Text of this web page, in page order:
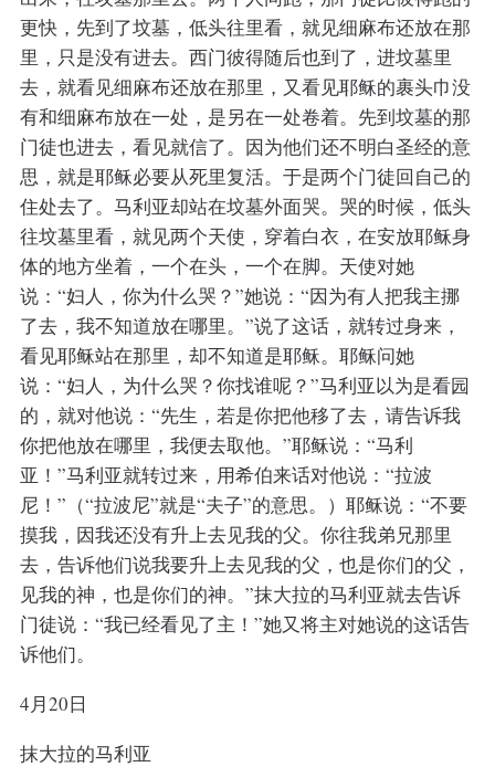
更快，先到了坟墓，低头往里看，就见细麻布还放在那
里，只是没有进去。西门彼得随后也到了，进坟墓里
去，就看见细麻布还放在那里，又看见耶稣的裹头巾没
有和细麻布放在一处，是另在一处卷着。先到坟墓的那
门徒也进去，看见就信了。因为他们还不明白圣经的意
思，就是耶稣必要从死里复活。于是两个门徒回自己的
住处去了。马利亚却站在坟墓外面哭。哭的时候，低头
往坟墓里看，就见两个天使，穿着白衣，在安放耶稣身
体的地方坐着，一个在头，一个在脚。天使对她
说：“妇人，你为什么哭？”她说：“因为有人把我主挪
了去，我不知道放在哪里。”说了这话，就转过身来，
看见耶稣站在那里，却不知道是耶稣。耶稣问她
说：“妇人，为什么哭？你找谁呢？”马利亚以为是看园
的，就对他说：“先生，若是你把他移了去，请告诉我
你把他放在哪里，我便去取他。”耶稣说：“马利
亚！”马利亚就转过来，用希伯来话对他说：“拉波
尼！”（“拉波尼”就是“夫子”的意思。）耶稣说：“不要
摸我，因我还没有升上去见我的父。你往我弟兄那里
去，告诉他们说我要升上去见我的父，也是你们的父，
见我的神，也是你们的神。”抹大拉的马利亚就去告诉
门徒说：“我已经看见了主！”她又将主对她说的这话告
诉他们。
4月20日
抹大拉的马利亚